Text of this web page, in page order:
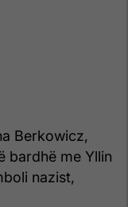
Berkowicz,
bardhë me Yllin
nazist,